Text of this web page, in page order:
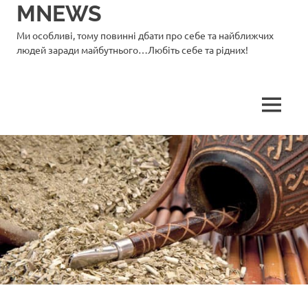
MNEWS
Ми особливі, тому повинні дбати про себе та найближчих
людей заради майбутнього…Любіть себе та рідних!
МЕНЮ